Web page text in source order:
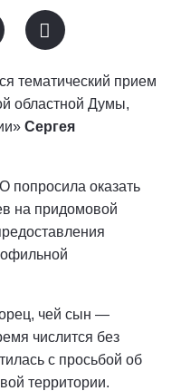
тематический прием
областной Думы,
Сергея
попросила оказать
на придомовой
чей сын —
числится без
с просьбой об
территории.